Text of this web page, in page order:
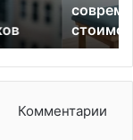
и
Комментарии